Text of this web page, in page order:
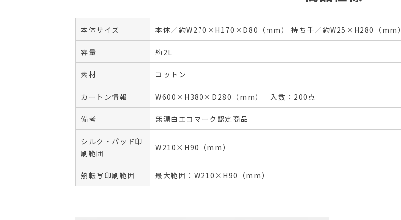
本体サイズ 本体／約W270×H170×D80（mm） 持ち手／約W25×H280（mm）
容量 約2L
素材 コットン
カートン情報 W600×H380×D280（mm） 入数：200点
備考 無漂白エコマーク認定商品
シルク・パッド印
刷範囲
W210×H90（mm）
熱転写印刷範囲 最大範囲：W210×H90（mm）